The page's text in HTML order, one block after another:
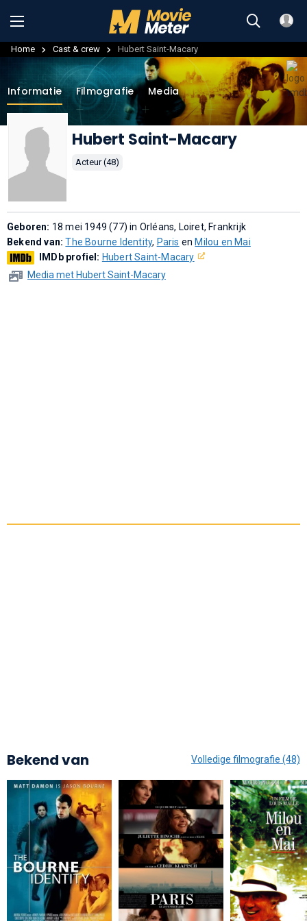
Home Cast & crew Hubert Saint-Macary
Informatie Filmografie Media
Hubert Saint-Macary
Acteur (48)
Geboren: 18 mei 1949 (77) in Orléans, Loiret, Frankrijk
Bekend van:The Bourne Identity, Paris en Milou en Mai
IMDb profiel: Hubert Saint-Macary
Media met Hubert Saint-Macary
Bekend van Volledige filmografie (48)